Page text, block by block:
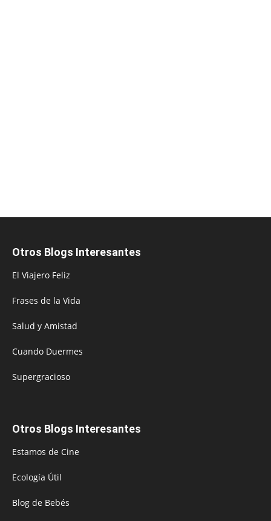
Otros Blogs Interesantes
El Viajero Feliz
Frases de la Vida
Salud y Amistad
Cuando Duermes
Supergracioso
Otros Blogs Interesantes
Estamos de Cine
Ecología Útil
Blog de Bebés